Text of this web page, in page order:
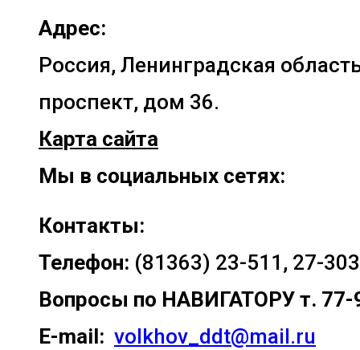
Адрес:
Россия, Ленинградская
проспект, дом 36.
Карта сайта
Мы в социальных сетях:
Контакты:
Телефон: (81363) 23-511, 27-303
Вопросы по НАВИГАТОРУ т. 77-
E-mail: volkhov_ddt@mail.ru